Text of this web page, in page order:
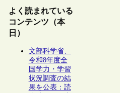
よく読まれている
コンテンツ（本
日）
文部科学省、
令和8年度全
国学力・学習
状況調査の結
果を公表：読